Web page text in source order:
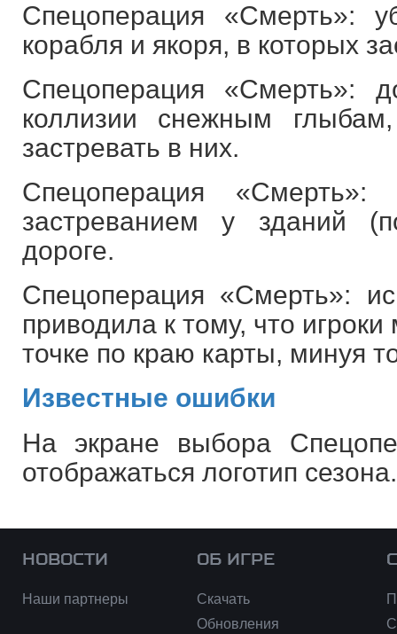
Спецоперация «Смерть»:
корабля и якоря, в которых
Спецоперация «Смерть»:
коллизии снежным
застревать в них.
Спецоперация
застреванием у зданий
дороге.
Спецоперация «Смерть»:
приводила к тому, что
точке по краю карты, минуя
Известные ошибки
На экране выбора
отображаться логотип сезона.
НОВОСТИ
Наши партнеры
ОБ ИГРЕ
Скачать
Обновления